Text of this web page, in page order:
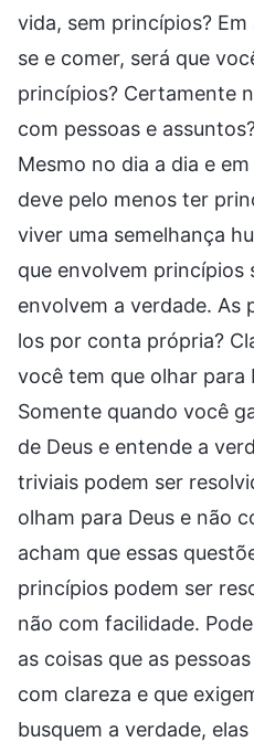
vida, sem princípios?
se e comer, será que
princípios? Certamente
com pessoas e
Mesmo no dia a dia e
deve pelo menos ter
viver uma semelhança
que envolvem princípios
envolvem a verdade. As
los por conta própria?
você tem que olhar para
Somente quando você
de Deus e entende a
triviais podem ser
olham para Deus e não
acham que essas
princípios podem ser
não com facilidade.
as coisas que as
com clareza e que
busquem a verdade,